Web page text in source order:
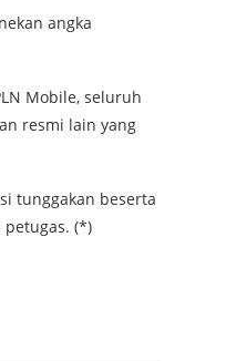
angka
Mobile, seluruh
resmi lain yang
tunggakan beserta
(*)